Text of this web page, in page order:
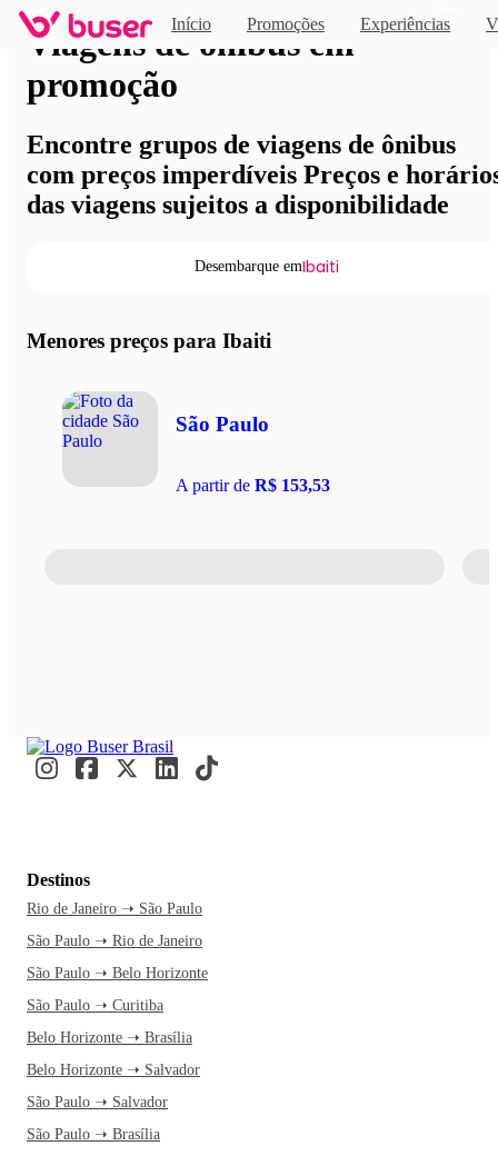
Início Promoções Experiências
Viagens de ônibus em
promoção
Encontre grupos de viagens de ônibus
com preços imperdíveis Preços e
das viagens sujeitos a disponibilidade
Desembarque emIbaiti
Menores preços para Ibaiti
São Paulo
A partir de R$ 153,53
Destinos
Rio de Janeiro ➝ São Paulo
São Paulo ➝ Rio de Janeiro
São Paulo ➝ Belo Horizonte
São Paulo ➝ Curitiba
Belo Horizonte ➝ Brasília
Belo Horizonte ➝ Salvador
São Paulo ➝ Salvador
São Paulo ➝ Brasília